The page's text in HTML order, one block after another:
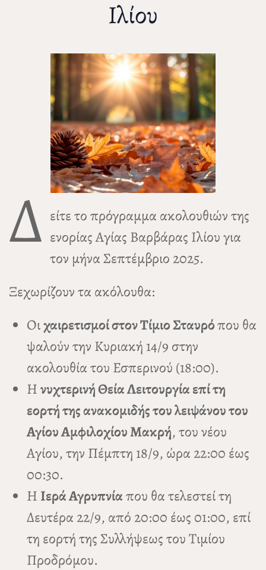
Ιλίου
Δ είτε το πρόγραμμα ακολουθιών της
ενορίας Αγίας Βαρβάρας Ιλίου για
τον μήνα Σεπτέμβριο 2025.
Ξεχωρίζουν τα ακόλουθα:
Οιχαιρετισμοί στον Τίμιο Σταυρόπου θα
ψαλούν την Κυριακή 14/9 στην
ακολουθία του Εσπερινού (18:00).
Ηνυχτερινή Θεία Λειτουργία επί τη
εορτή της ανακομιδής του λειψάνου του
Αγίου Αμφιλοχίου Μακρή, του νέου
Αγίου, την Πέμπτη 18/9, ώρα 22:00 έως
00:30.
Η Ιερά Αγρυπνίαπου θα τελεστεί τη
Δευτέρα 22/9, από 20:00 έως 01:00, επί
τη εορτή της Συλλήψεως του Τιμίου
Προδρόμου.